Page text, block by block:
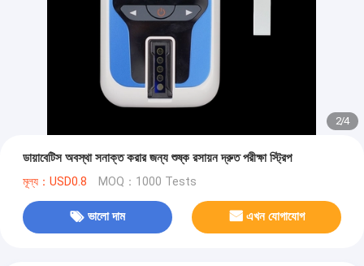
2/4
ডায়াবেটিস অবস্থা সনাক্ত করার জন্য শুষ্ক রসায়ন দ্রুত পরীক্ষা স্ট্রিপ
মূল্য：USD0.8 MOQ：1000 Tests
ভালো দাম এখন যোগাযোগ